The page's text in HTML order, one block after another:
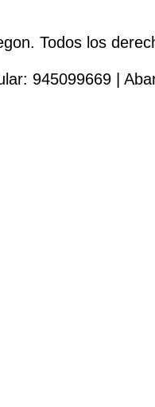
Todos los
945099669 |